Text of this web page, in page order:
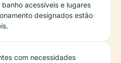
banho acessíveis e lugares
designados estão
com necessidades